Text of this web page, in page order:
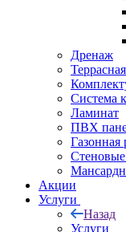
Дренаж
Система
Ламинат
ПВХ
Газонная
Акции
Услуги
Назад
Услуги